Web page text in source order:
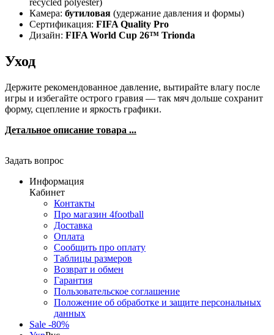
recycled polyester)
Камера: бутиловая (удержание давления и формы)
Сертификация: FIFA Quality Pro
Дизайн: FIFA World Cup 26™ Trionda
Уход
Держите рекомендованное давление, вытирайте влагу после
игры и избегайте острого гравия — так мяч дольше сохранит
форму, сцепление и яркость графики.
Детальное описание товара ...
Задать вопрос
Информация
Кабинет
Контакты
Про магазин 4football
Доставка
Оплата
Сообщить про оплату
Таблицы размеров
Возврат и обмен
Гарантия
Пользовательское соглашение
Положение об обработке и защите персональных
данных
Sale -80%